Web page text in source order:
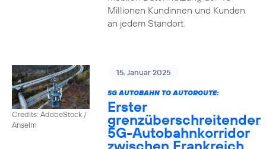
Millionen Kundinnen und Kunden
an jedem Standort.
Credits: AdobeStock /
Anselm
15. Januar 2025
5G AUTOBAHN TO AUTOROUTE:
Erster
grenzüberschreitender
5G-Autobahnkorridor
zwischen Frankreich